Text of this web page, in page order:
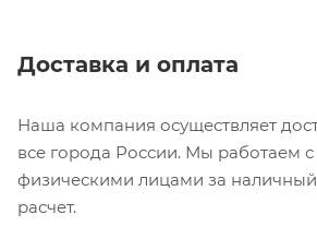
Доставка и оплата
Наша компания осуществляет
все города России. Мы работаем
физическими лицами за
расчет.